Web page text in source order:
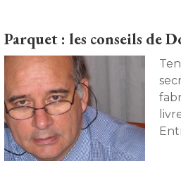
Parquet : les conseils de